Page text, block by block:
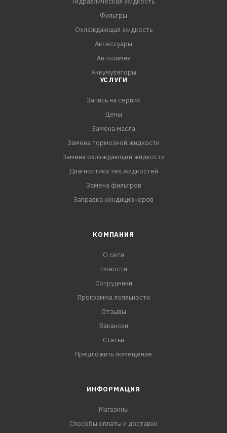
Фильтры
Охлаждающая жидкость
Аксессуары
Автохимия
Аккумуляторы
УСЛУГИ
Запись на сервис
Цены
Замена масла
Замена тормозной жидкости
Замена охлаждающей жидкости
Диагностика тех.жидкостей
Замена фильтров
Заправка кондиционеров
КОМПАНИЯ
О сети
Новости
Сотрудники
Программа лояльности
Отзывы
Вакансии
Статьи
Предложить помещение
ИНФОРМАЦИЯ
Магазины
Способы оплаты и доставки